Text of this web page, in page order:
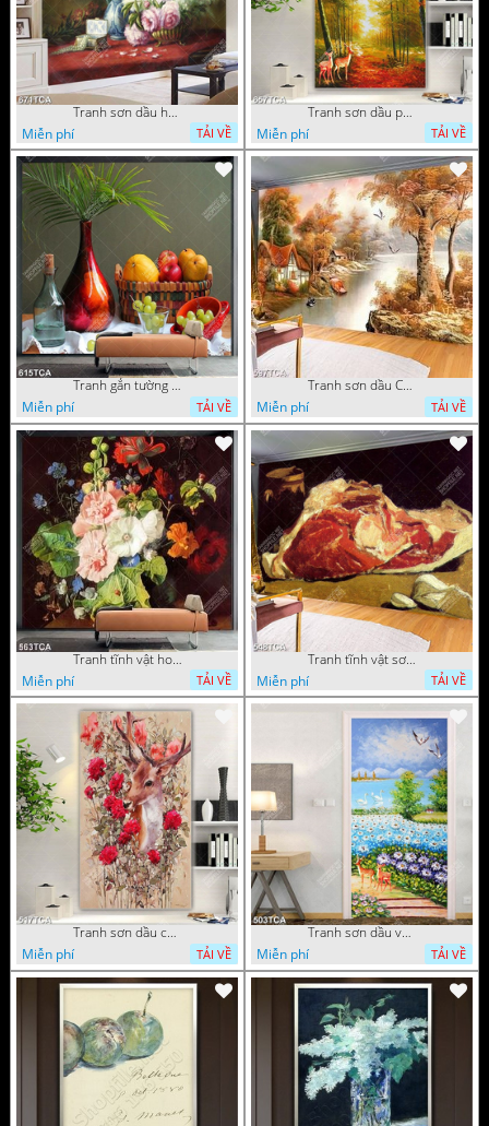
Tranh sơn dầu hoa quả tĩnh vật nghệ thuật gắn tường
Miễn phí
TẢI VỀ
Tranh sơn dầu phong cảnh mùa thu cây lá vàng và nai trang trí tường
Miễn phí
TẢI VỀ
Tranh gắn tường hoa quả nghệ thuật
Miễn phí
TẢI VỀ
Tranh sơn dầu Châu Âu phong cảnh ngôi làng bên dòng sông
Miễn phí
TẢI VỀ
Tranh tĩnh vật hoa quả decor phòng khách in uv
Miễn phí
TẢI VỀ
Tranh tĩnh vật sơn dầu nước ngoài trang trí phòng bếp
Miễn phí
TẢI VỀ
Tranh sơn dầu chú nai trong vườn hoa decor tường in uv
Miễn phí
TẢI VỀ
Tranh sơn dầu vườn hoa bên dòng sông decor tường
Miễn phí
TẢI VỀ